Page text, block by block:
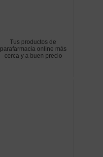
Tus productos de
parafarmacia online más
cerca y a buen precio